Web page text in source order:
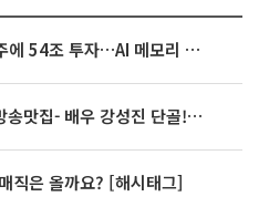
SK하이닉스, 용인·청주에 54조 투자…AI 메모리 생산기지 키운다
'2TV 생생정보' 오늘방송맛집- 배우 강성진 단골! 쌀국수ㆍ푸팟퐁 커리 맛집 '블○○○'
직은 올까요? [해시태그]